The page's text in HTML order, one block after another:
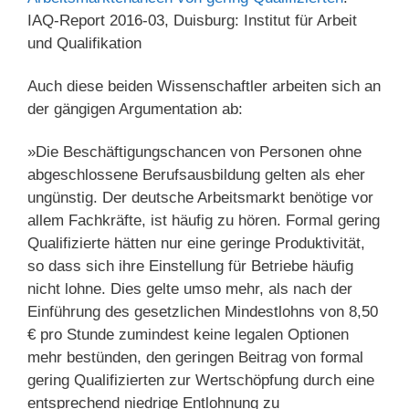
IAQ-Report 2016-03, Duisburg: Institut für Arbeit
und Qualifikation
Auch diese beiden Wissenschaftler arbeiten sich an
der gängigen Argumentation ab:
»Die Beschäftigungschancen von Personen ohne
abgeschlossene Berufsausbildung gelten als eher
ungünstig. Der deutsche Arbeitsmarkt benötige vor
allem Fachkräfte, ist häufig zu hören. Formal gering
Qualifizierte hätten nur eine geringe Produktivität,
so dass sich ihre Einstellung für Betriebe häufig
nicht lohne. Dies gelte umso mehr, als nach der
Einführung des gesetzlichen Mindestlohns von 8,50
€ pro Stunde zumindest keine legalen Optionen
mehr bestünden, den geringen Beitrag von formal
gering Qualifizierten zur Wertschöpfung durch eine
entsprechend niedrige Entlohnung zu